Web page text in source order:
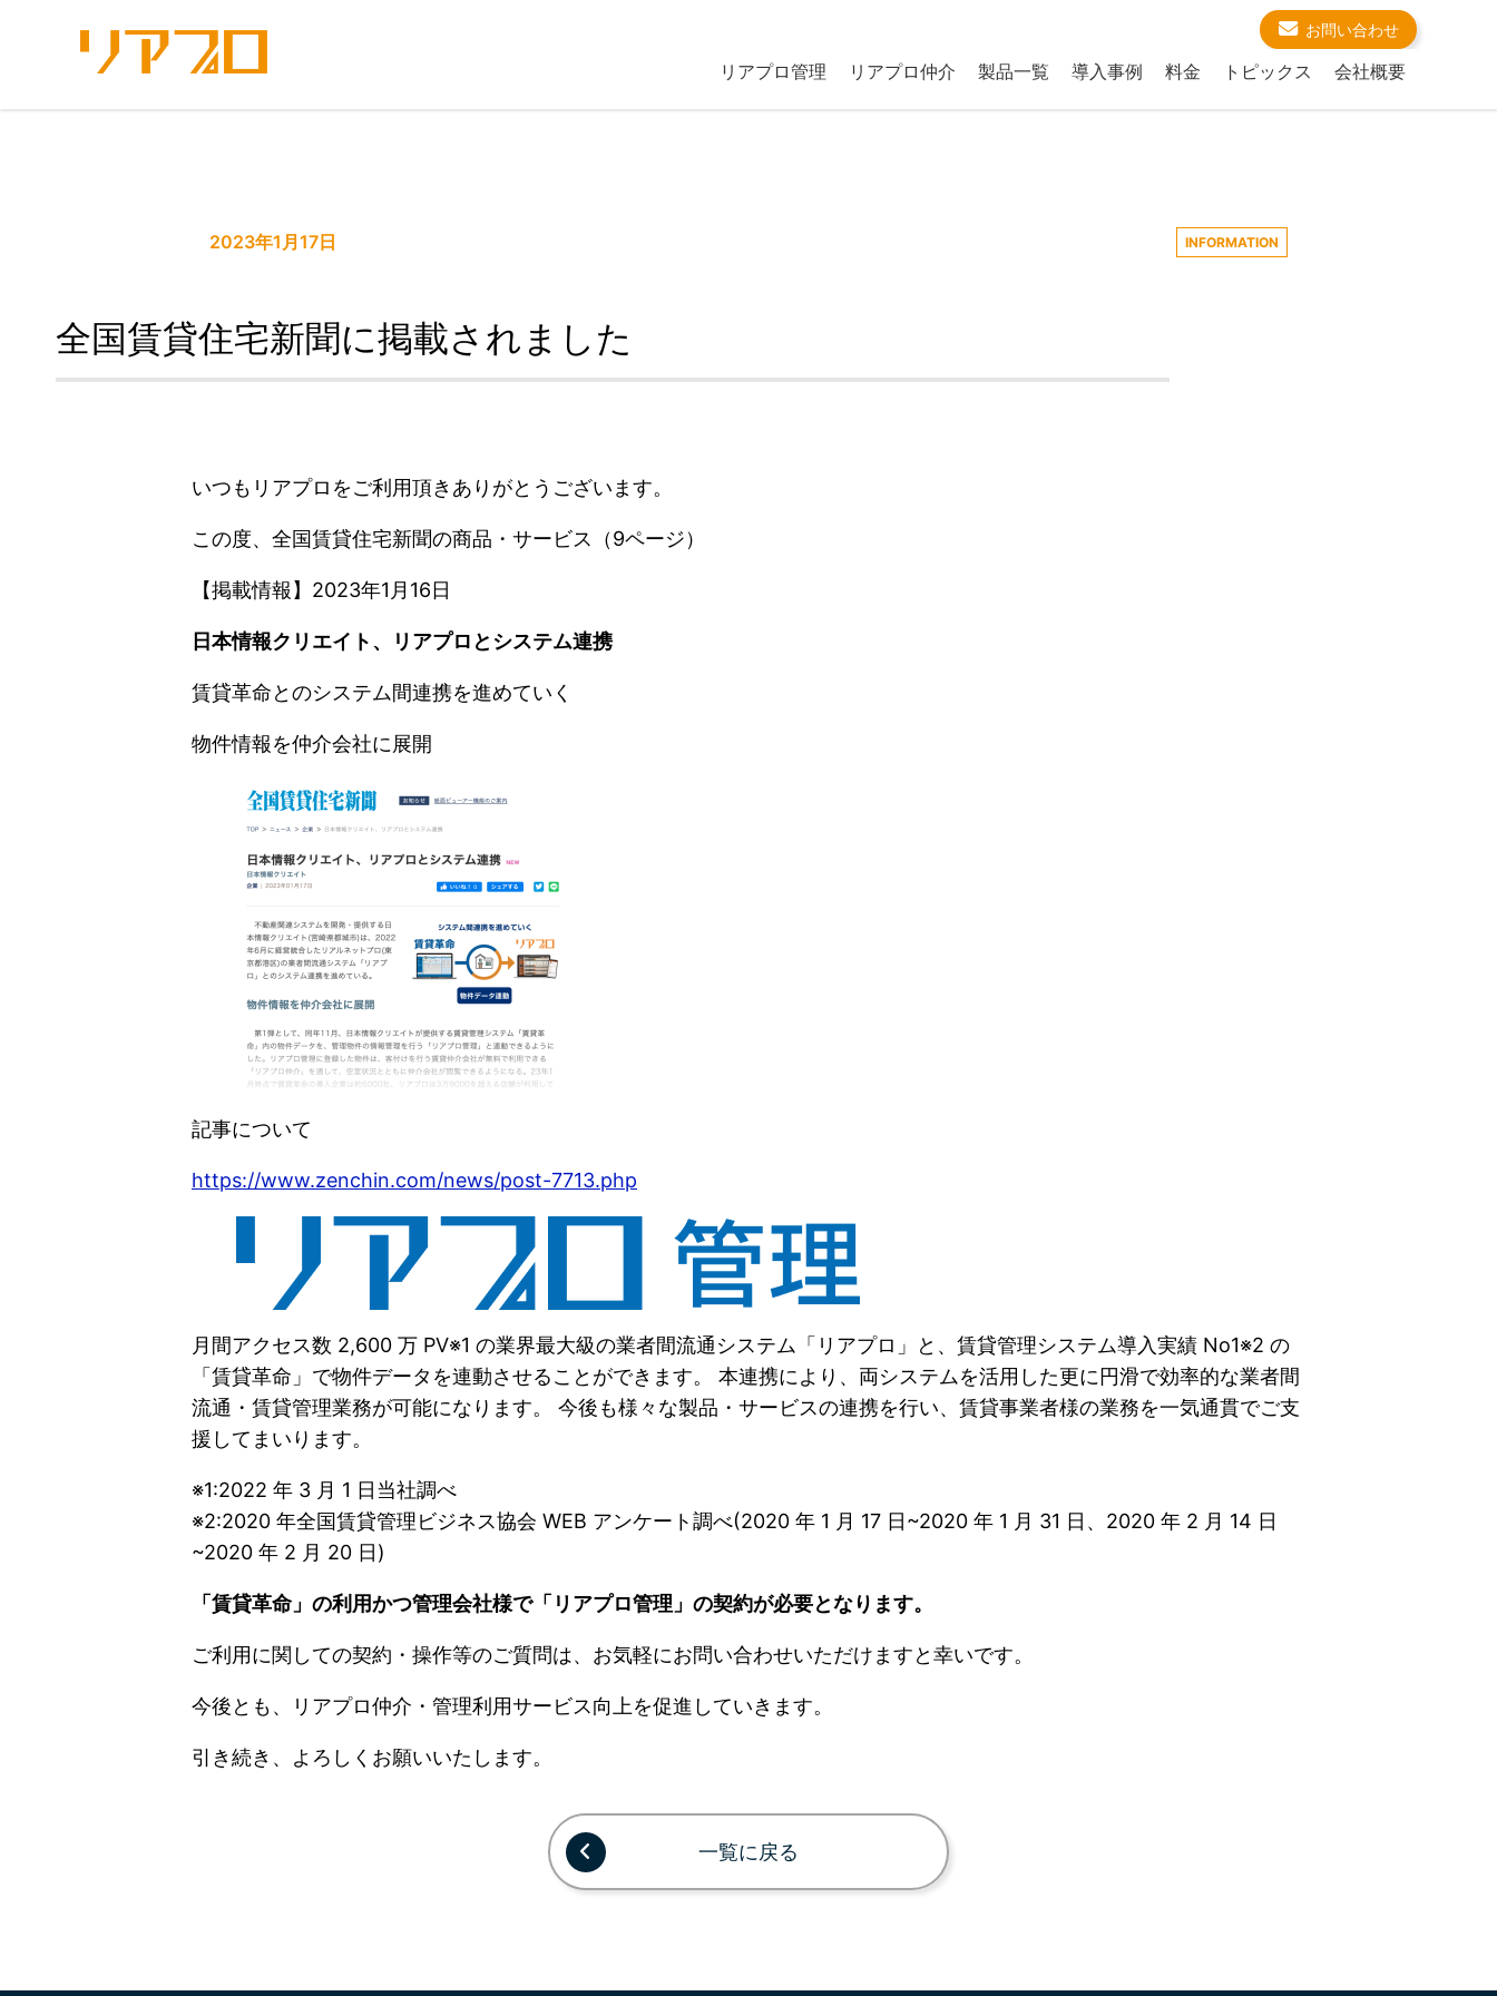
ス
お問い合わせ
リアプロ管理 リアプロ仲介 製品一覧 導入事例 料金 トピックス 会社概要
2023年1月17日 INFORMATION
全国賃貸住宅新聞に掲載されました
いつもリアプロをご利用頂きありがとうございます。
この度、全国賃貸住宅新聞の商品・サービス（9ページ）
【掲載情報】2023年1月16日
日本情報クリエイト、リアプロとシステム連携
賃貸革命とのシステム間連携を進めていく
物件情報を仲介会社に展開
記事について
https://www.zenchin.com/news/post-7713.php
月間アクセス数 2,600 万 PV※1 の業界最大級の業者間流通システム「リアプロ」と、賃貸管理システム導入実績 No1※2 の
「賃貸革命」で物件データを連動させることができます。 本連携により、両システムを活用した更に円滑で効率的な業者間
流通・賃貸管理業務が可能になります。 今後も様々な製品・サービスの連携を行い、賃貸事業者様の業務を一気通貫でご支
援してまいります。
※1:2022 年 3 月 1 日当社調べ
※2:2020 年全国賃貸管理ビジネス協会 WEB アンケート調べ(2020 年 1 月 17 日~2020 年 1 月 31 日、2020 年 2 月 14 日
~2020 年 2 月 20 日)
「賃貸革命」の利用かつ管理会社様で「リアプロ管理」の契約が必要となります。
ご利用に関しての契約・操作等のご質問は、お気軽にお問い合わせいただけますと幸いです。
今後とも、リアプロ仲介・管理利用サービス向上を促進していきます。
引き続き、よろしくお願いいたします。
一覧に戻る